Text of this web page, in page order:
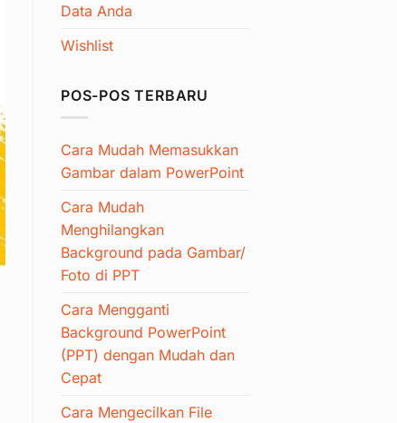
Data Anda
Wishlist
POS-POS TERBARU
Cara Mudah Memasukkan
Gambar dalam PowerPoint
Cara Mudah
Menghilangkan
Background pada Gambar/
Foto di PPT
Cara Mengganti
Background PowerPoint
(PPT) dengan Mudah dan
Cepat
Cara Mengecilkan File